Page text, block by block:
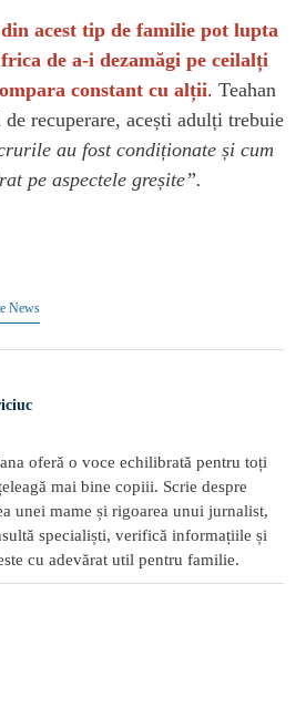
acest tip de familie pot lupta
de a-i dezamăgi pe ceilalți
constant cu alții. Teahan
recuperare, acești adulți trebuie
au fost condiționate și cum
pe aspectele greșite”.
News
oferă o voce echilibrată pentru toți
mai bine copiii. Scrie despre
unei mame și rigoarea unui jurnalist,
specialiști, verifică informațiile și
cu adevărat util pentru familie.